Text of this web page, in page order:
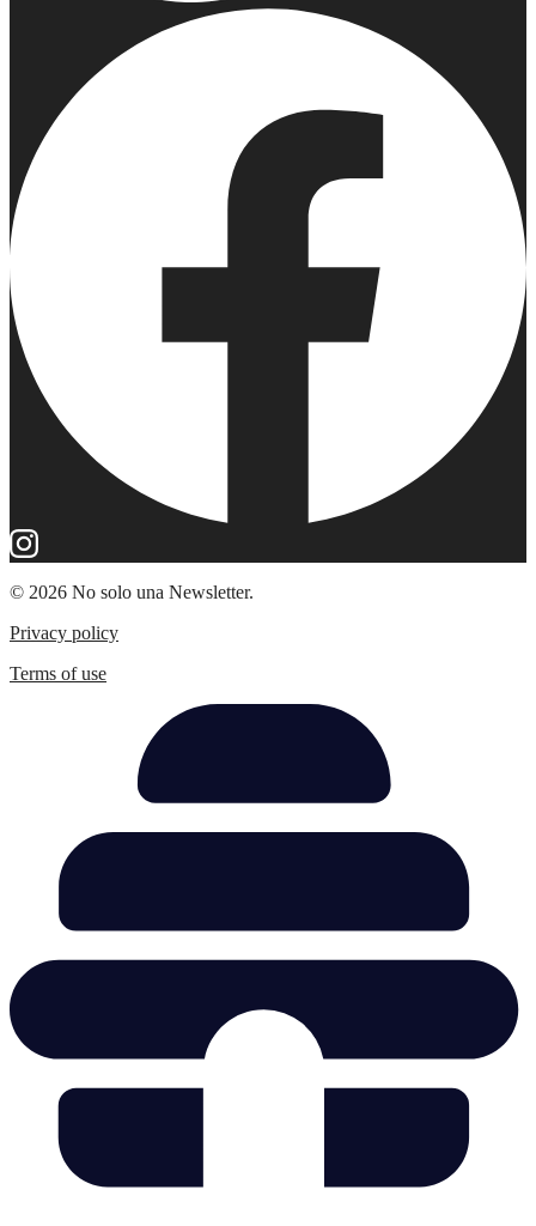
© 2026 No solo una Newsletter.
Privacy policy
Terms of use